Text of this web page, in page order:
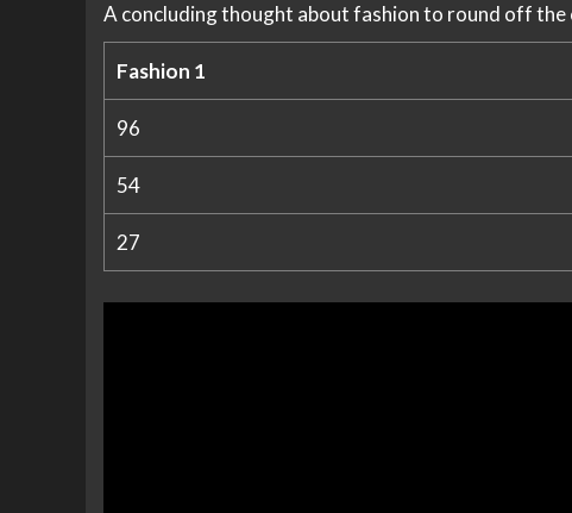
A concluding thought about fashion to round off the
Fashion 1
96
54
27